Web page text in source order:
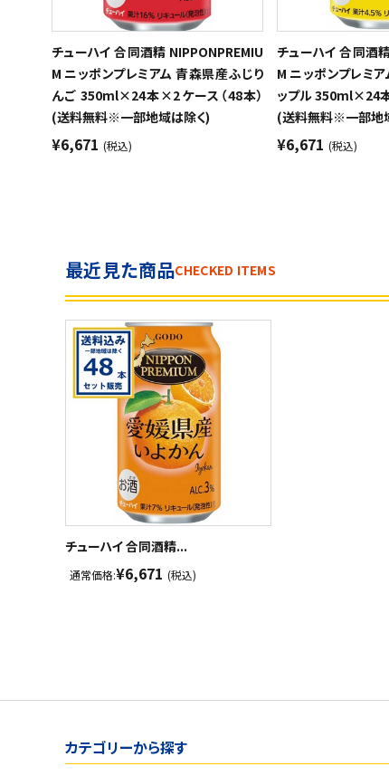
チューハイ 合同酒精 NIPPONPREMIU
M ニッポンプレミアム 青森県産ふじり
んご 350ml×24本×2ケース（48本）
(送料無料※一部地域は除く)
¥6,671 (税込)
チューハイ 合同酒
M ニッポンプレミ
ップル 350ml×24
(送料無料※一部地
¥6,671 (税込)
最近見た商品CHECKED ITEMS
チューハイ 合同酒精...
通常価格:¥6,671 (税込)
カテゴリーから探す